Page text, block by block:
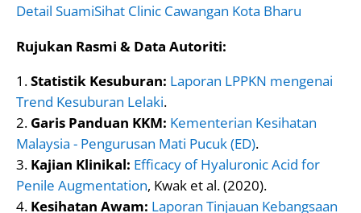
Detail SuamiSihat Clinic Cawangan Kota Bharu
Rujukan Rasmi & Data Autoriti:
Statistik Kesuburan: Laporan LPPKN mengenai
Trend Kesuburan Lelaki.
Garis Panduan KKM: Kementerian Kesihatan
Malaysia - Pengurusan Mati Pucuk (ED).
Kajian Klinikal: Efficacy of Hyaluronic Acid for
Penile Augmentation, Kwak et al. (2020).
Kesihatan Awam: Laporan Tinjauan Kebangsaan